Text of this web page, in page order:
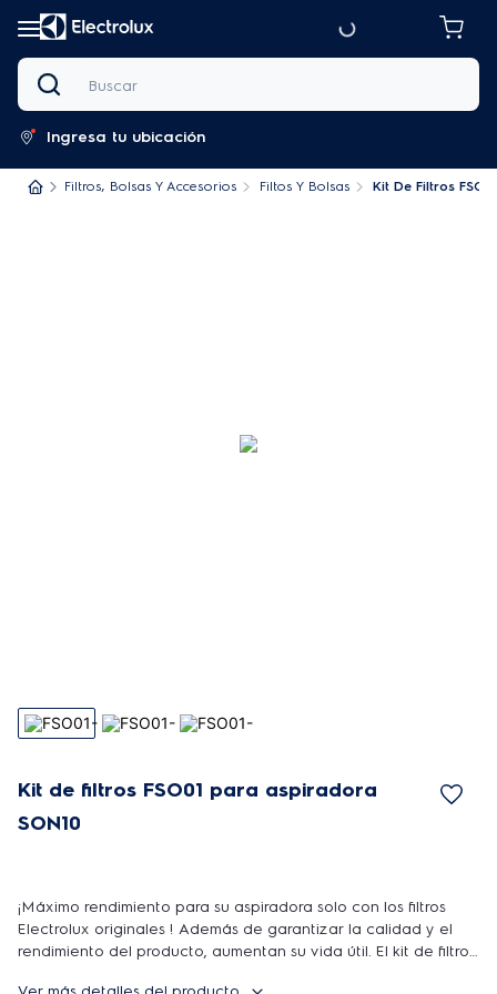
Buscar
Ingresa tu ubicación
Filtros, Bolsas Y Accesorios Filtos Y Bolsas Kit De Filtros
Kit de filtros FSO01 para aspiradora
SON10
¡Máximo rendimiento para su aspiradora solo con los filtros
Electrolux originales ! Además de garantizar la calidad y el
rendimiento del producto, aumentan su vida útil. El kit de filtro